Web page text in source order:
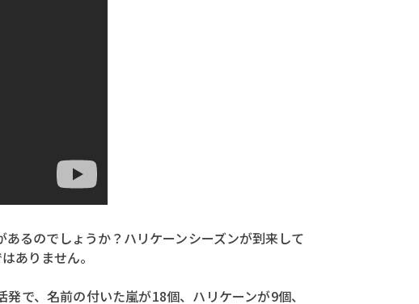
るのでしょうか？ハリケーンシーズンが到来して
ありません。
で、名前の付いた嵐が18個、ハリケーンが9個、